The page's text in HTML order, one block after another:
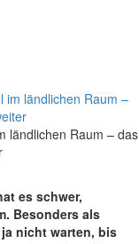
ländlichen Raum – das
es schwer,
Besonders als
nicht warten, bis